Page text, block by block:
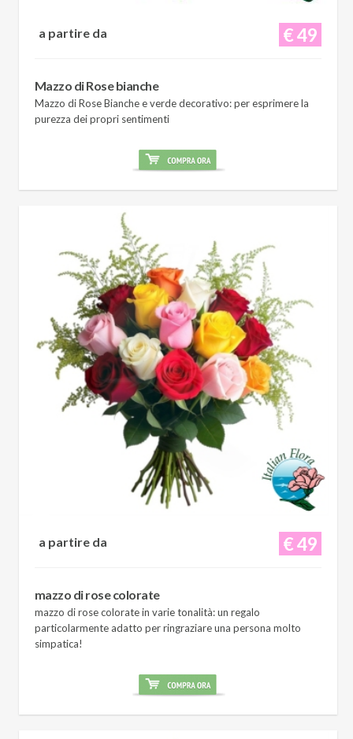
€ 49
a partire da
Mazzo di Rose bianche
Mazzo di Rose Bianche e verde decorativo: per esprimere la
purezza dei propri sentimenti
€ 49
a partire da
mazzo di rose colorate
mazzo di rose colorate in varie tonalità: un regalo
particolarmente adatto per ringraziare una persona molto
simpatica!